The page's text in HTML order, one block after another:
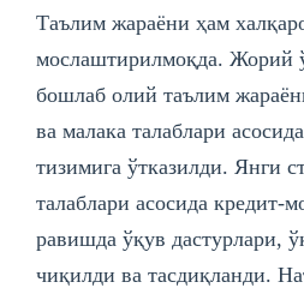
Таълим жараёни ҳам
мослаштирилмоқда. Жорий
бошлаб олий таълим
ва малака талаблари
тизимига ўтказилди. Янги
талаблари асосида кредит-
равишда ўқув дастурлари,
чиқилди ва тасдиқланди.